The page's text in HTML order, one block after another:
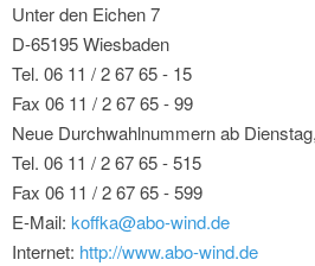
Unter den Eichen 7
D-65195 Wiesbaden
Tel. 06 11 / 2 67 65 - 15
Fax 06 11 / 2 67 65 - 99
Neue Durchwahlnummern ab
Tel. 06 11 / 2 67 65 - 515
Fax 06 11 / 2 67 65 - 599
E-Mail: koffka@abo-wind.de
Internet: http://www.abo-wind.de